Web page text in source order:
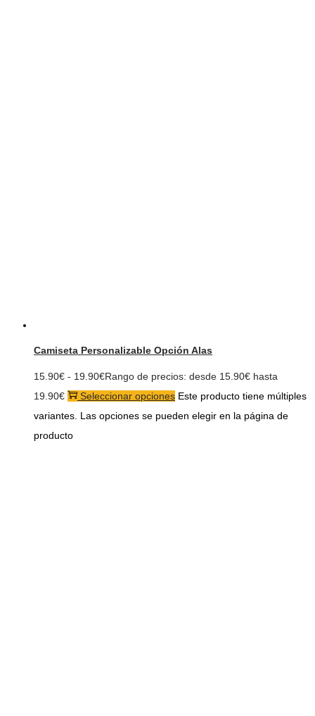
Camiseta Personalizable Opción Alas
15.90€ - 19.90€Rango de precios: desde 15.90€ hasta
19.90€
Seleccionar opciones Este producto tiene múltiples
variantes. Las opciones se pueden elegir en la página de
producto